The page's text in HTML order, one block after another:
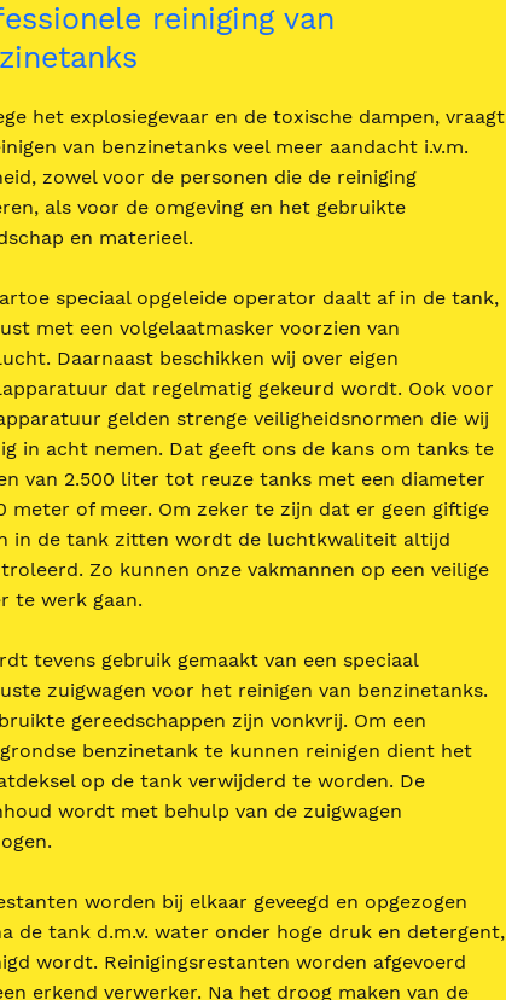
reiniging van
het explosiegevaar en de toxische dampen, vraagt
van benzinetanks veel meer aandacht i.v.m.
zowel voor de personen die de reiniging
als voor de omgeving en het gebruikte
en materieel.
speciaal opgeleide operator daalt af in de tank,
met een volgelaatmasker voorzien van
Daarnaast beschikken wij over eigen
dat regelmatig gekeurd wordt. Ook voor
gelden strenge veiligheidsnormen die wij
in acht nemen. Dat geeft ons de kans om tanks te
van 2.500 liter tot reuze tanks met een diameter
meter of meer. Om zeker te zijn dat er geen giftige
in de tank zitten wordt de luchtkwaliteit altijd
Zo kunnen onze vakmannen op een veilige
te werk gaan.
tevens gebruik gemaakt van een speciaal
zuigwagen voor het reinigen van benzinetanks.
gereedschappen zijn vonkvrij. Om een
benzinetank te kunnen reinigen dient het
op de tank verwijderd te worden. De
wordt met behulp van de zuigwagen
worden bij elkaar geveegd en opgezogen
de tank d.m.v. water onder hoge druk en detergent,
wordt. Reinigingsrestanten worden afgevoerd
erkend verwerker. Na het droog maken van de